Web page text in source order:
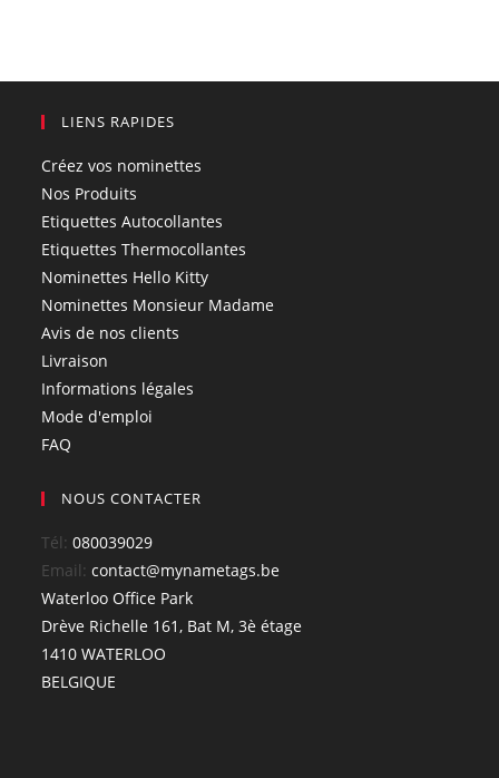
LIENS RAPIDES
Créez vos nominettes
Nos Produits
Etiquettes Autocollantes
Etiquettes Thermocollantes
Nominettes Hello Kitty
Nominettes Monsieur Madame
Avis de nos clients
Livraison
Informations légales
Mode d'emploi
FAQ
NOUS CONTACTER
Tél:080039029
Email:contact@mynametags.be
Waterloo Office Park
Drève Richelle 161, Bat M, 3è étage
1410 WATERLOO
BELGIQUE